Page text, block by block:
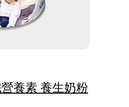
養素 養生奶粉